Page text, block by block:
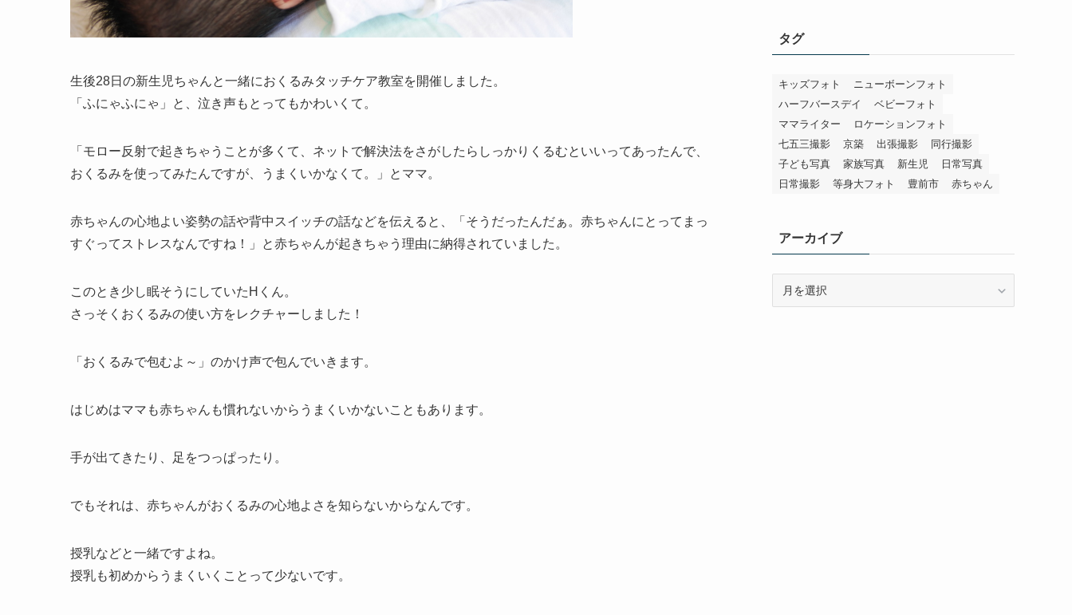
生後28日の新生児ちゃんと一緒におくるみタッチケア教室を開催しました。
「ふにゃふにゃ」と、泣き声もとってもかわいくて。
「モロー反射で起きちゃうことが多くて、ネットで解決法をさがしたらしっかりくるむといいってあったんで、
おくるみを使ってみたんですが、うまくいかなくて。」とママ。
赤ちゃんの心地よい姿勢の話や背中スイッチの話などを伝えると、「そうだったんだぁ。赤ちゃんにとってまっ
すぐってストレスなんですね！」と赤ちゃんが起きちゃう理由に納得されていました。
このとき少し眠そうにしていたHくん。
さっそくおくるみの使い方をレクチャーしました！
「おくるみで包むよ～」のかけ声で包んでいきます。
はじめはママも赤ちゃんも慣れないからうまくいかないこともあります。
手が出てきたり、足をつっぱったり。
でもそれは、赤ちゃんがおくるみの心地よさを知らないからなんです。
授乳などと一緒ですよね。
授乳も初めからうまくいくことって少ないです。
タグ
キッズフォト
ニューボーンフォト
ハーフバースデイ
ベビーフォト
ママライター
ロケーションフォト
七五三撮影
京築 出張撮影
同行撮影
子ども写真
家族写真 新生児
日常写真
日常撮影
等身大フォト 豊前市 赤ちゃん
アーカイブ